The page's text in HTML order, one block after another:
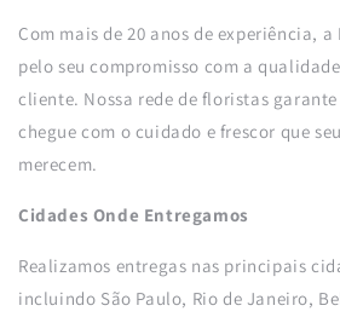
Com mais de 20 anos de experiência,
pelo seu compromisso com a
cliente. Nossa rede de floristas
chegue com o cuidado e frescor que
merecem.
Cidades Onde Entregamos
Realizamos entregas nas principais
incluindo São Paulo, Rio de Janeiro,